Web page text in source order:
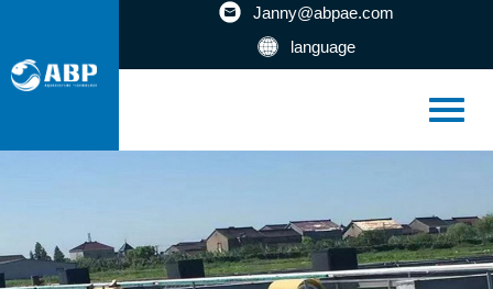
Janny@abpae.com
language